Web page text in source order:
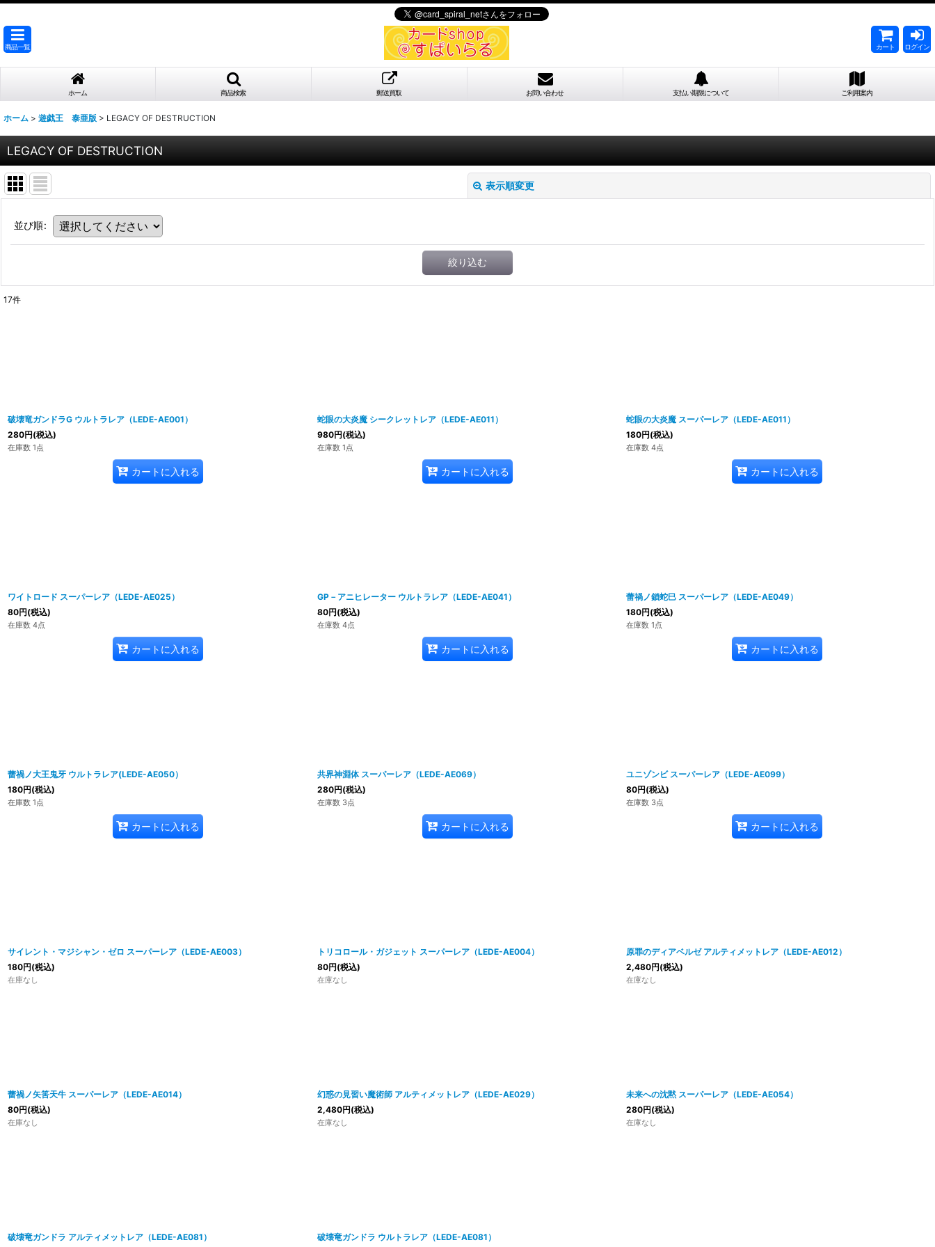
商品一覧 カート ログイン
ホーム 商品検索 郵送買取 お問い合わせ 支払い期限について ご利用案内
ホーム > 遊戯王 泰亜版 > LEGACY OF DESTRUCTION
LEGACY OF DESTRUCTION
表示順変更
並び順:
絞り込む
17件
破壊竜ガンドラG ウルトラレア（LEDE-AE001）
280円(税込)
在庫数 1点
カートに入れる
蛇眼の大炎魔 シークレットレア（LEDE-AE011）
980円(税込)
在庫数 1点
カートに入れる
蛇眼の大炎魔 スーパーレア（LEDE-AE011）
180円(税込)
在庫数 4点
カートに入れる
ワイトロード スーパーレア（LEDE-AE025）
80円(税込)
在庫数 4点
カートに入れる
GP－アニヒレーター ウルトラレア（LEDE-AE041）
80円(税込)
在庫数 4点
カートに入れる
蕾禍ノ鎖蛇巳 スーパーレア（LEDE-AE049）
180円(税込)
在庫数 1点
カートに入れる
蕾禍ノ大王鬼牙 ウルトラレア(LEDE-AE050）
180円(税込)
在庫数 1点
カートに入れる
共界神淵体 スーパーレア（LEDE-AE069）
280円(税込)
在庫数 3点
カートに入れる
ユニゾンビ スーパーレア（LEDE-AE099）
80円(税込)
在庫数 3点
カートに入れる
サイレント・マジシャン・ゼロ スーパーレア（LEDE-AE003）
180円(税込)
在庫なし
トリコロール・ガジェット スーパーレア（LEDE-AE004）
80円(税込)
在庫なし
原罪のディアベルゼ アルティメットレア（LEDE-AE012）
2,480円(税込)
在庫なし
蕾禍ノ矢筈天牛 スーパーレア（LEDE-AE014）
80円(税込)
在庫なし
幻惑の見習い魔術師 アルティメットレア（LEDE-AE029）
2,480円(税込)
在庫なし
未来への沈黙 スーパーレア（LEDE-AE054）
280円(税込)
在庫なし
破壊竜ガンドラ アルティメットレア（LEDE-AE081） 破壊竜ガンドラ ウルトラレア（LEDE-AE081）